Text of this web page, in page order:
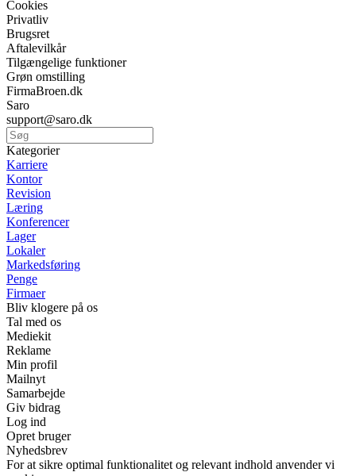
Cookies
Privatliv
Brugsret
Aftalevilkår
Tilgængelige funktioner
Grøn omstilling
FirmaBroen.dk
Saro
support@saro.dk
Kategorier
Karriere
Kontor
Revision
Læring
Konferencer
Lager
Lokaler
Markedsføring
Penge
Firmaer
Bliv klogere på os
Tal med os
Mediekit
Reklame
Min profil
Mailnyt
Samarbejde
Giv bidrag
Log ind
Opret bruger
Nyhedsbrev
For at sikre optimal funktionalitet og relevant indhold anvender vi